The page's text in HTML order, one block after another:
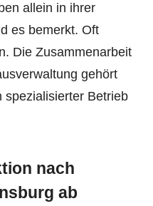
allein in ihrer
es bemerkt. Oft
Die Zusammenarbeit
gehört
spezialisierter Betrieb
nach
ab